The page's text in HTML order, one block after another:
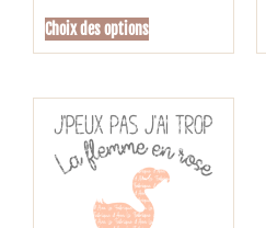
Choix des options